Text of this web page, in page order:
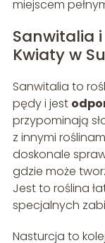
miejscem
Sanwitalia
Kwiaty w
Sanwitalia to
pędy i jest
przypominają
z innymi
doskonale
gdzie może
Jest to roślina
specjalnych
Nasturcja to